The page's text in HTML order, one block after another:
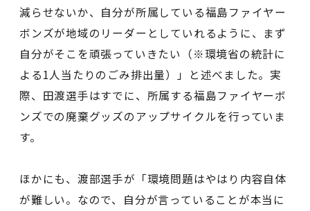
減らせないか、自分が所属している福島ファイヤー
ボンズが地域のリーダーとしていれるように、まず
自分がそこを頑張っていきたい（※環境省の統計に
よる1人当たりのごみ排出量）」と述べました。実
際、田渡選手はすでに、所属する福島ファイヤーボ
ンズでの廃棄グッズのアップサイクルを行っていま
す。
ほかにも、渡部選手が「環境問題はやはり内容自体
が難しい。なので、自分が言っていることが本当に